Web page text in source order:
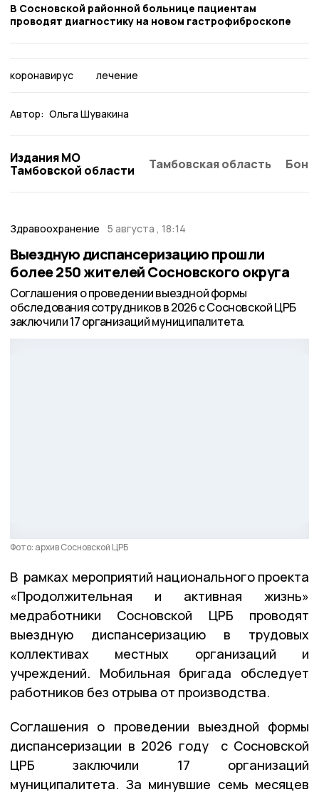
В Сосновской районной больнице пациентам
проводят диагностику на новом гастрофиброскопе
коронавирус лечение
Автор: Ольга Шувакина
Издания МО
Тамбовской области
Тамбовская область
Здравоохранение 5 августа , 18:14
Выездную диспансеризацию прошли
более 250 жителей Сосновского округа
Соглашения о проведении выездной формы
обследования сотрудников в 2026 с Сосновской ЦРБ
заключили 17 организаций муниципалитета.
Фото: архив Сосновской ЦРБ
В рамках мероприятий национального проекта
«Продолжительная и активная жизнь»
медработники Сосновской ЦРБ проводят
выездную диспансеризацию в трудовых
коллективах местных организаций и
учреждений. Мобильная бригада обследует
работников без отрыва от производства.
Соглашения о проведении выездной формы
диспансеризации в 2026 году с Сосновской
ЦРБ заключили 17 организаций
муниципалитета. За минувшие семь месяцев